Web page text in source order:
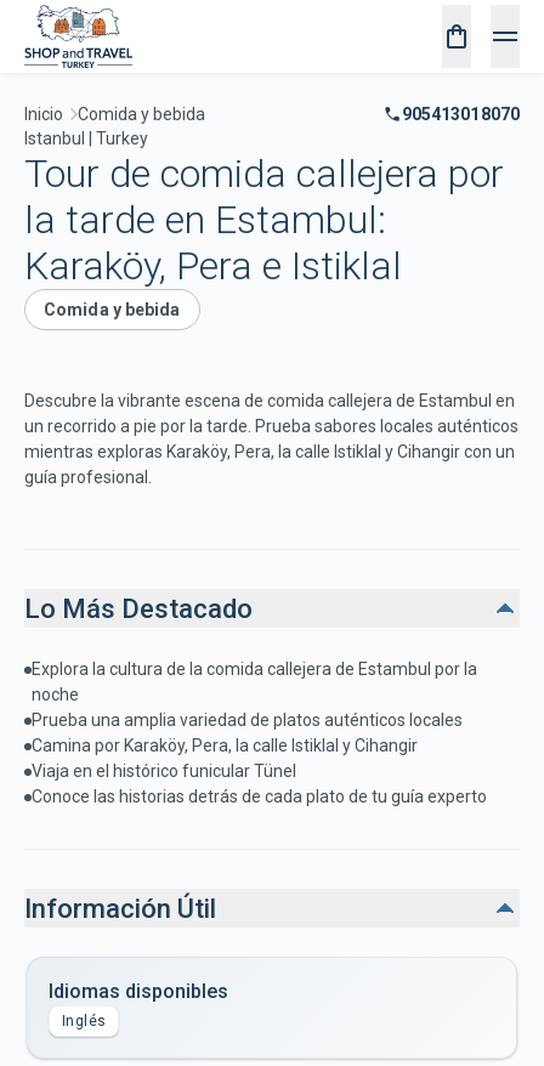
Inicio Comida y bebida
905413018070
Istanbul | Turkey
Tour de comida callejera por
la tarde en Estambul:
Karaköy, Pera e Istiklal
Comida y bebida
Descubre la vibrante escena de comida callejera de Estambul en
un recorrido a pie por la tarde. Prueba sabores locales auténticos
mientras exploras Karaköy, Pera, la calle Istiklal y Cihangir con un
guía profesional.
Lo Más Destacado
Explora la cultura de la comida callejera de Estambul por la
noche
Prueba una amplia variedad de platos auténticos locales
Camina por Karaköy, Pera, la calle Istiklal y Cihangir
Viaja en el histórico funicular Tünel
Conoce las historias detrás de cada plato de tu guía experto
Información Útil
Idiomas disponibles
Inglés